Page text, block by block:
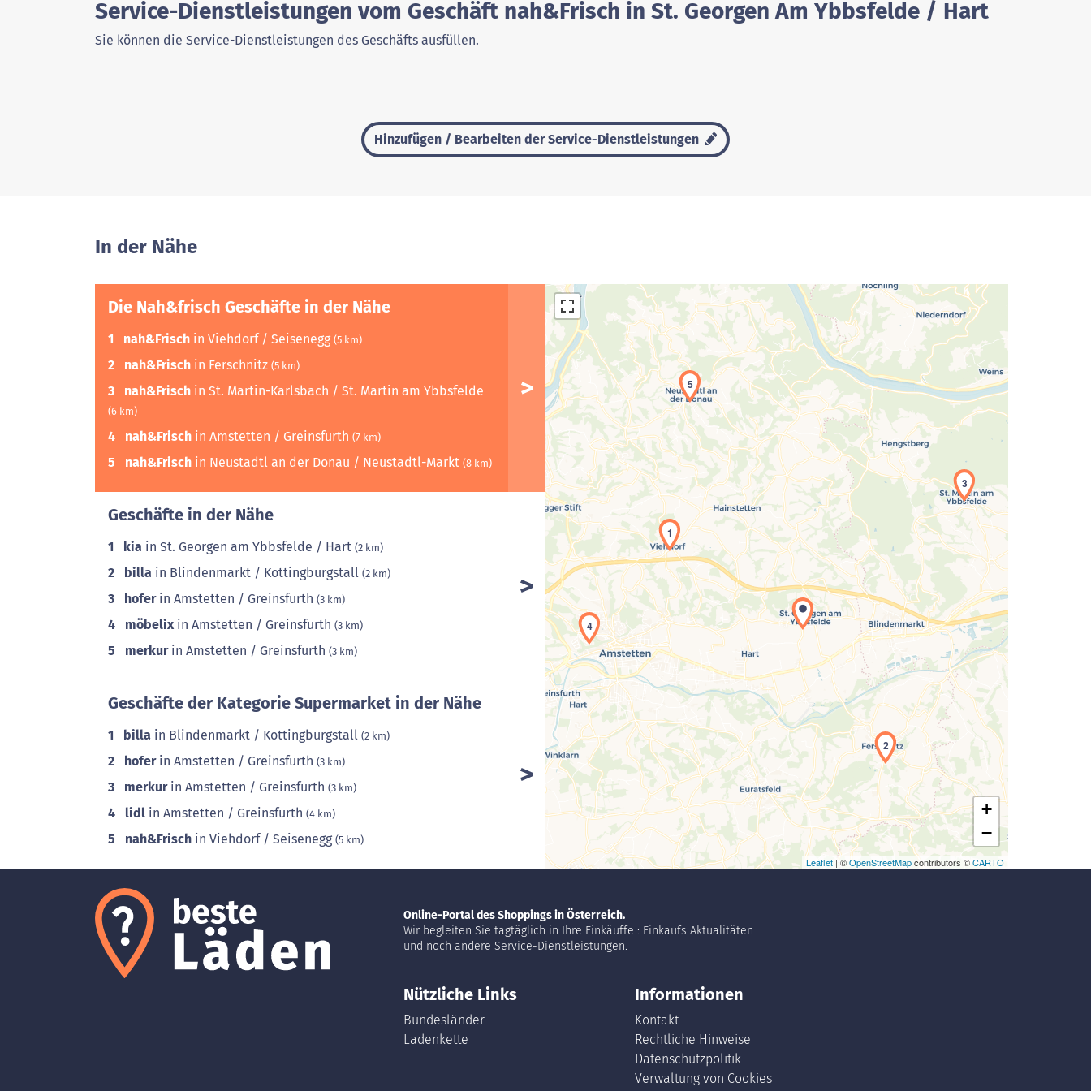
Service-Dienstleistungen vom Geschäft nah&Frisch in St. Georgen Am Ybbsfelde / Hart
Sie können die Service-Dienstleistungen des Geschäfts ausfüllen.
Hinzufügen / Bearbeiten der Service-Dienstleistungen
In der Nähe
Die Nah&frisch Geschäfte in der Nähe
1 nah&Frisch in Viehdorf / Seisenegg (5 km)
2 nah&Frisch in Ferschnitz (5 km)
3 nah&Frisch in St. Martin-Karlsbach / St. Martin am Ybbsfelde
(6 km)
4 nah&Frisch in Amstetten / Greinsfurth (7 km)
5 nah&Frisch in Neustadtl an der Donau / Neustadtl-Markt (8 km)
Geschäfte in der Nähe
1 kia in St. Georgen am Ybbsfelde / Hart (2 km)
2 billa in Blindenmarkt / Kottingburgstall (2 km)
3 hoferin Amstetten / Greinsfurth (3 km)
4 möbelix in Amstetten / Greinsfurth (3 km)
5 merkurin Amstetten / Greinsfurth (3 km)
Geschäfte der Kategorie Supermarket in der Nähe
1 billa in Blindenmarkt / Kottingburgstall (2 km)
2 hoferin Amstetten / Greinsfurth (3 km)
3 merkurin Amstetten / Greinsfurth (3 km)
4 lidl in Amstetten / Greinsfurth (4 km)
5 nah&Frisch in Viehdorf / Seisenegg (5 km)
Laden der Karte...
1
2
3
4
5
+
−
Leaflet | ©OpenStreetMapcontributors ©CARTO
Online-Portal des Shoppings in Österreich.
Wir begleiten Sie tagtäglich in Ihre Einkäuffe : Einkaufs Aktualitäten
und noch andere Service-Dienstleistungen.
Nützliche Links
Bundesländer
Ladenkette
Informationen
Kontakt
Rechtliche Hinweise
Datenschutzpolitik
Verwaltung von Cookies